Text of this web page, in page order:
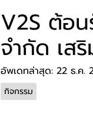
V2S ต้อน
จำกัด เส
อัพเดทล่าสุด: 22 ธ.ค.
กิจกรรม